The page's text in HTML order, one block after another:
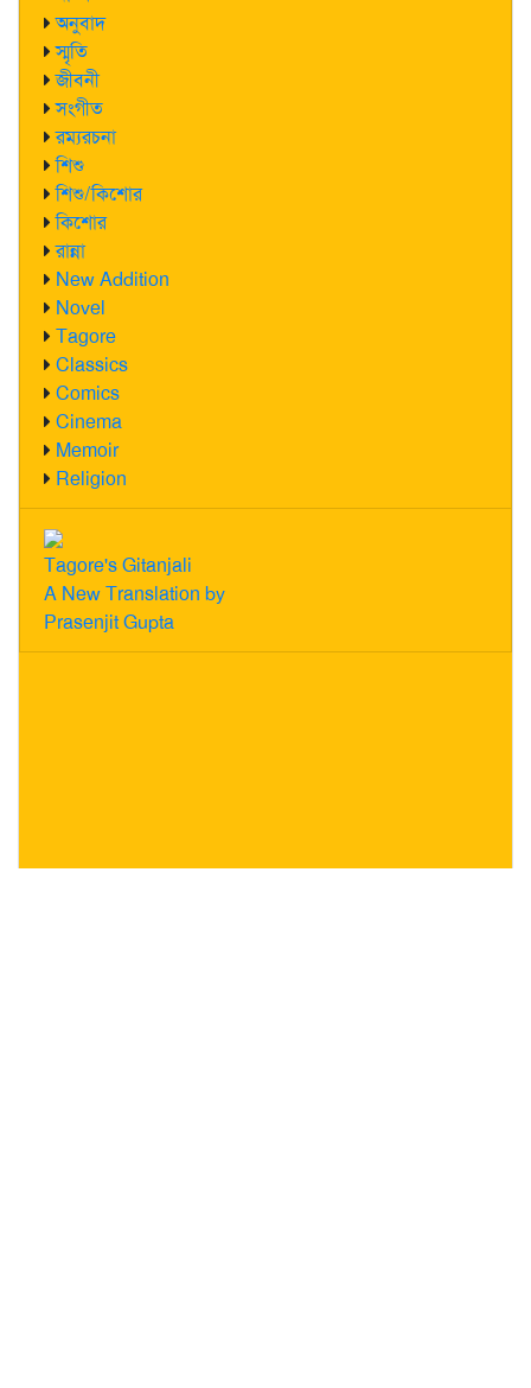
অনুবাদ
স্মৃতি
জীবনী
সংগীত
রম্যরচনা
শিশু
শিশু/কিশোর
কিশোর
রান্না
New Addition
Novel
Tagore
Classics
Comics
Cinema
Memoir
Religion
Tagore's Gitanjali
A New Translation by
Prasenjit Gupta